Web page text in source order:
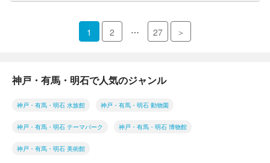
1 2 … 27 ＞
神戸・有馬・明石で人気のジャンル
神戸・有馬・明石 水族館 神戸・有馬・明石 動物園
神戸・有馬・明石 テーマパーク 神戸・有馬・明石 博物館
神戸・有馬・明石 美術館